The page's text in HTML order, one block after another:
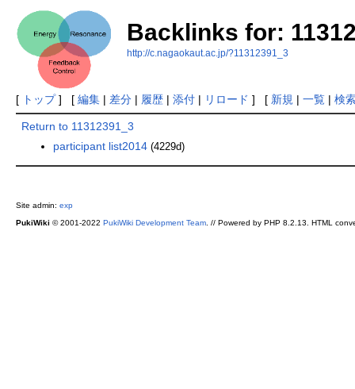
Backlinks for:
http://c.nagaokaut.ac.jp/?11312391_3
[ トップ] [ 編集| 差分| 履歴| 添付| リロード ] [ 新規 | 一覧| 検
Return to 11312391_3
participant list2014(4229d)
Site admin: exp
PukiWiki © 2001-2022 PukiWiki Development Team. // Powered by PHP 8.2.13. HTML